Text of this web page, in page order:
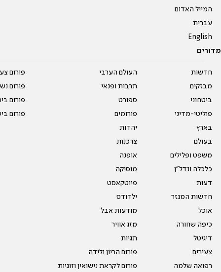
המייל האדום
עברית
English
מדורים
חדשות
מבזקים
ביטחוני
פוליטי-מדיני
בארץ
בעולם
משפט ופלילים
כלכלה ונדל"ן
דעות
חדשות המגזר
אוכל
כיפה שחורה
דיגיטל
צעירים
רפואה שלמה
העולם הערבי
תרבות ופנאי
ספורט
פורומים
יהדות
צרכנות
אופנה
מוסיקה
פיוטקאסט
ילדודס
מודעות אבל
מזג אוויר
תגיות
פורום הריון ולידה
פורום לקראת נישואין וזוגיות
פורום
פורום
פורום
פורום